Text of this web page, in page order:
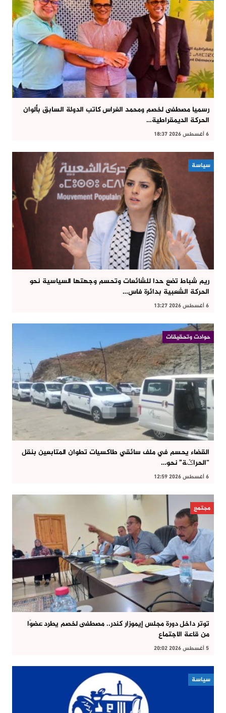
رسميا مصطفى لخصم ومحمد الغراس كاتب الدولة السابق بألوان
الحركة الديمقراطية…
6 أغسطس 2026 18:37
سياسة
ريم شباط تضع حدا للشائعات وتحسم وجهتها السياسية نحو
الحركة الشعبية بدائرة فاس…
6 أغسطس 2026 13:27
حوادت وتحقيقات
القضاء يحسم في ملف سائقي طاكسيات تطوان المتابعين بنقل
“الحراݣة” نحو…
6 أغسطس 2026 12:59
مجتمع
توتر داخل دورة مجلس إيموزار كندر.. مصطفى لخصم يطرد عضوًا
من قاعة الاجتماع
5 أغسطس 2026 20:02
سياسة